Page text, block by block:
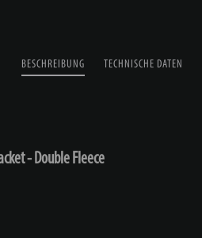
BESCHREIBUNG TECHNISCHE DATEN
- Double Fleece